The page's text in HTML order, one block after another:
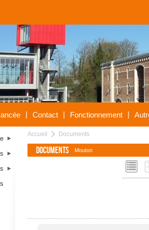
| Contact | Fonctionnement |
Accueil a Documents
Documents Mouton
L